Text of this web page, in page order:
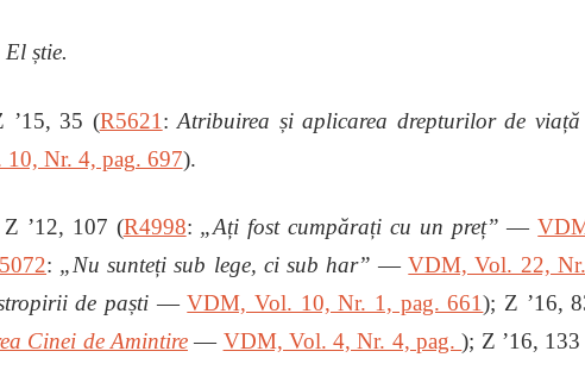
El știe.
ʼ15, 35 (R5621 :Atribuirea și aplicarea drepturilor de
Nr. 4, pag. 697).
Z ʼ12, 107 (R4998: „Ați fost cumpărați cu un preț” ―
: „Nu sunteți sub lege, ci sub har” ― VDM, Vol. 22,
de paști ― VDM, Vol. 10, Nr. 1, pag. 661); Z ʼ16,
Cinei de Amintire ― VDM, Vol. 4, Nr. 4, pag.); Z ʼ16,